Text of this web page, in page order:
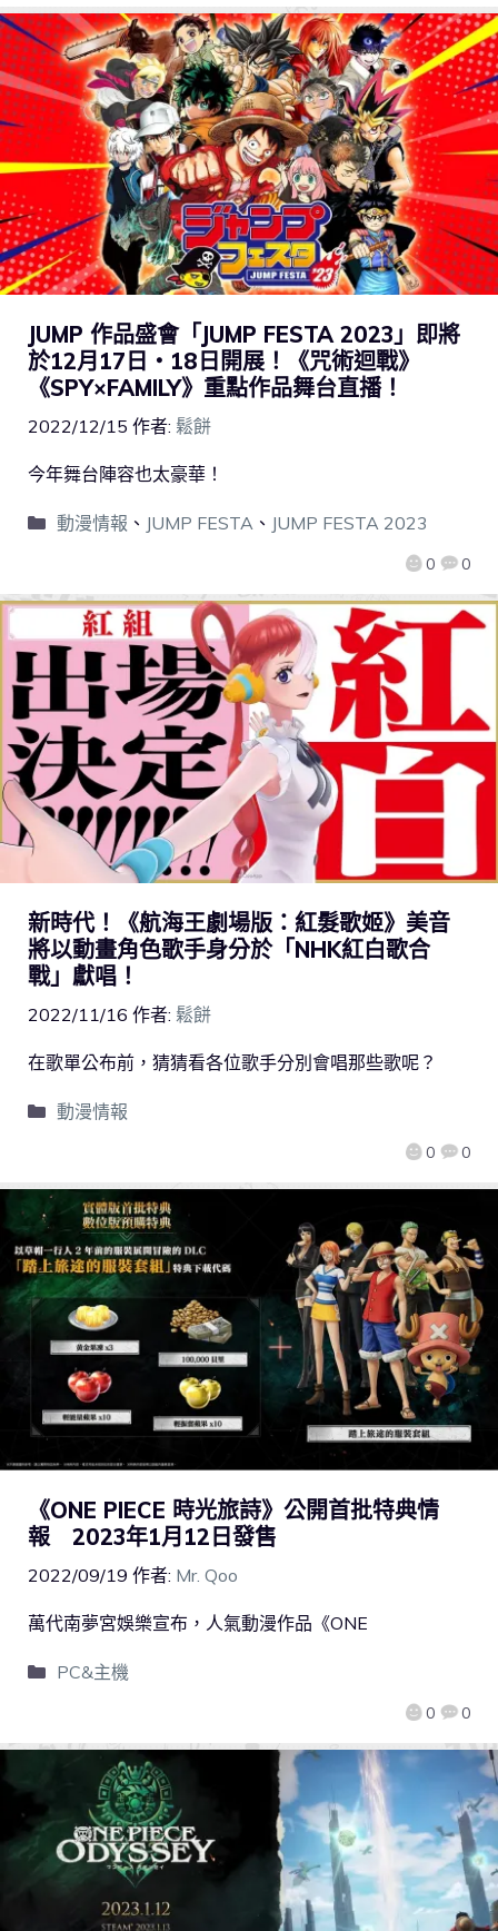
JUMP 作品盛會「JUMP FESTA 2023」即將
於12月17日・18日開展！《咒術迴戰》
《SPY×FAMILY》重點作品舞台直播！
2022/12/15 作者: 鬆餅
0 0
今年舞台陣容也太豪華！
動漫情報 、 JUMP FESTA、 JUMP FESTA 2023
新時代！《航海王劇場版：紅髮歌姬》美音
將以動畫角色歌手身分於「NHK紅白歌合
戰」獻唱！
2022/11/16 作者: 鬆餅
0 0
在歌單公布前，猜猜看各位歌手分別會唱那些歌呢？
動漫情報
《ONE PIECE 時光旅詩》公開首批特典情
報 2023年1月12日發售
2022/09/19 作者: Mr. Qoo
0 0
萬代南夢宮娛樂宣布，人氣動漫作品《ONE
PC&主機